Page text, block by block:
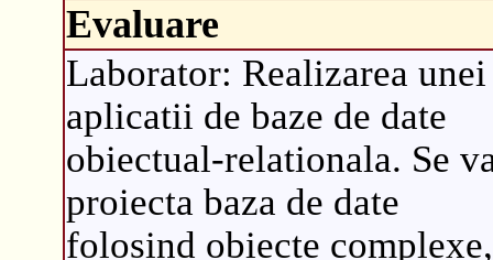
Evaluare
Laborator: Realizarea unei
aplicatii de baze de date
obiectual-relationala. Se
proiecta baza de date
folosind obiecte complexe,